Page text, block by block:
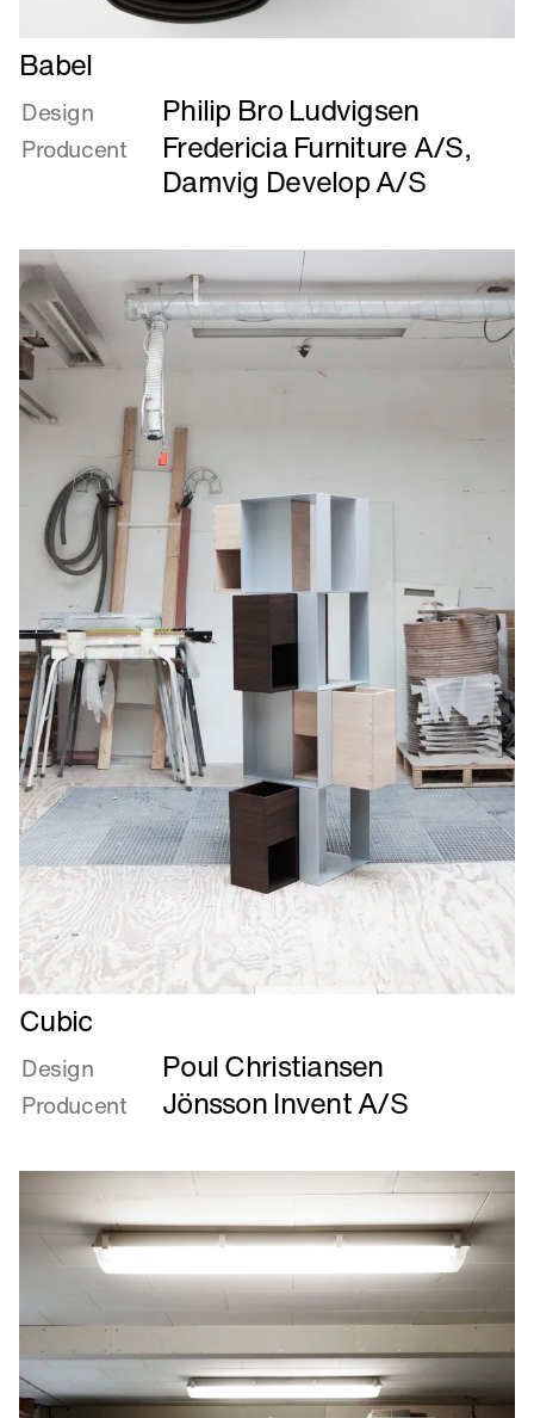
Læs
mere
om
Babel
Babel
Design Philip Bro Ludvigsen
Producent Fredericia Furniture A/S,
Damvig Develop A/S
Læs
mere
om
Cubic
Cubic
Design Poul Christiansen
Producent Jönsson Invent A/S